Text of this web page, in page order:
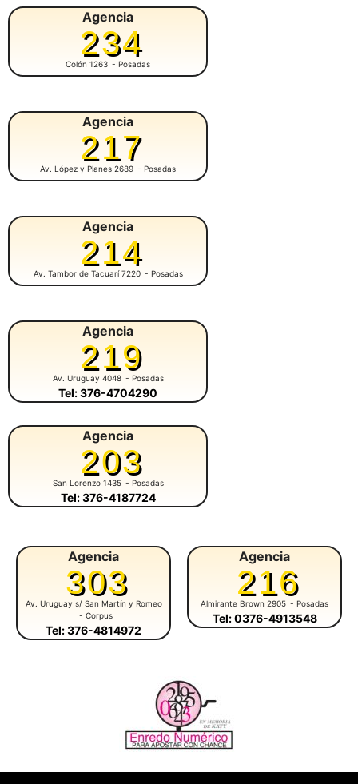
Agencia
234
Colón 1263 - Posadas
Agencia
217
Av. López y Planes 2689 - Posadas
Agencia
214
Av. Tambor de Tacuarí 7220 - Posadas
Agencia
219
Av. Uruguay 4048 - Posadas
Tel: 376-4704290
Agencia
203
San Lorenzo 1435 - Posadas
Tel: 376-4187724
Agencia
303
Av. Uruguay s/ San Martín y Romeo
- Corpus
Tel: 376-4814972
Agencia
216
Almirante Brown 2905 - Posadas
Tel: 0376-4913548